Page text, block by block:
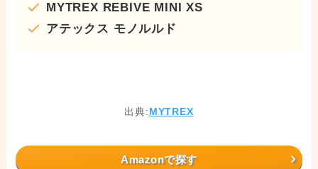
MYTREX REBIVE MINI XS
アテックス モノルルド
出典: MYTREX
Amazonで探す